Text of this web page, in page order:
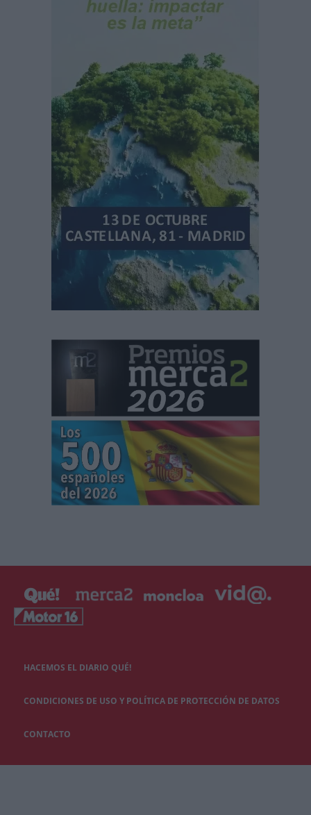
HACEMOS EL DIARIO QUÉ!
CONDICIONES DE USO Y POLÍTICA DE PROTECCIÓN DE DATOS
CONTACTO